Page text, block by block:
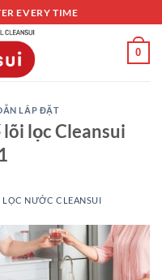
EVERY TIME
0
LẮP ĐẶT
lọc Cleansui
LỌC NƯỚC CLEANSUI